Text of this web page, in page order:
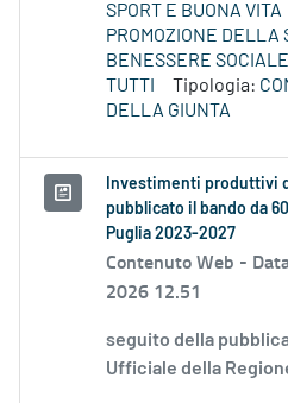
SPORT E BUONA VITA
PROMOZIONE DELLA
BENESSERE
TUTTI
Tipologia:
DELLA GIUNTA
Investimenti produttivi
pubblicato il bando da
Puglia 2023-2027
Contenuto Web -
2026 12.51
seguito della
Ufficiale della